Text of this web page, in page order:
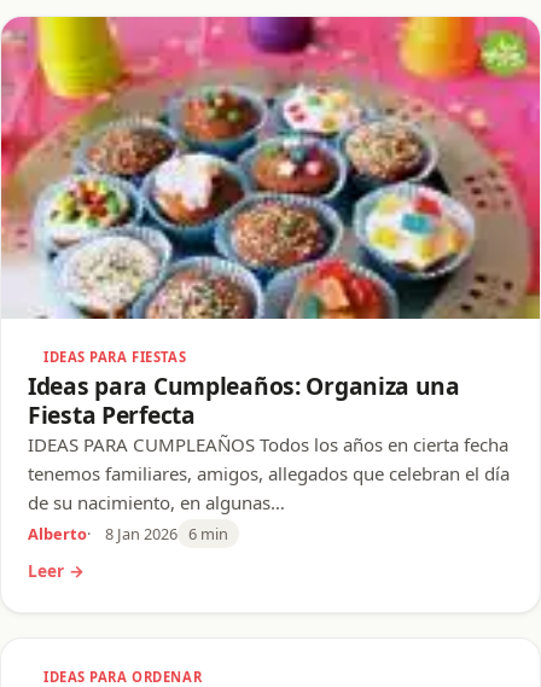
IDEAS PARA FIESTAS
Ideas para Cumpleaños: Organiza una
Fiesta Perfecta
IDEAS PARA CUMPLEAÑOS Todos los años en cierta fecha
tenemos familiares, amigos, allegados que celebran el día
de su nacimiento, en algunas…
Alberto 8 Jan 2026 6 min
Leer →
IDEAS PARA ORDENAR